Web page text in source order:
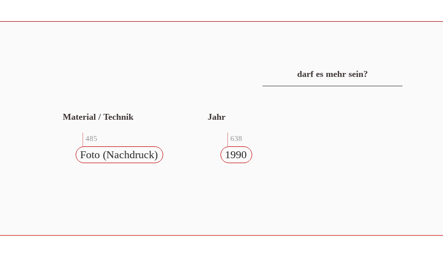
darf es mehr sein?
Material / Technik
485
Foto (Nachdruck)
Jahr
638
1990